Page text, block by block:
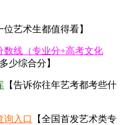
位艺术生都值得看】
数线（专业分+高考文化
少综合分】
【告诉你往年艺考都考些什
询入口
【全国首发艺术类专